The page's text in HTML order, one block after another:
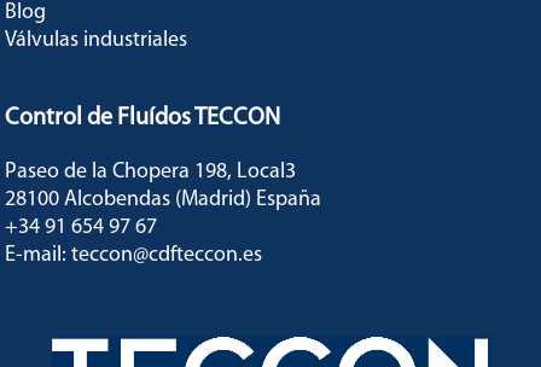
Blog
Válvulas industriales
Control de Fluídos TECCON
Paseo de la Chopera 198, Local3
28100 Alcobendas (Madrid) España
+34 91 654 97 67
E-mail: teccon@cdfteccon.es